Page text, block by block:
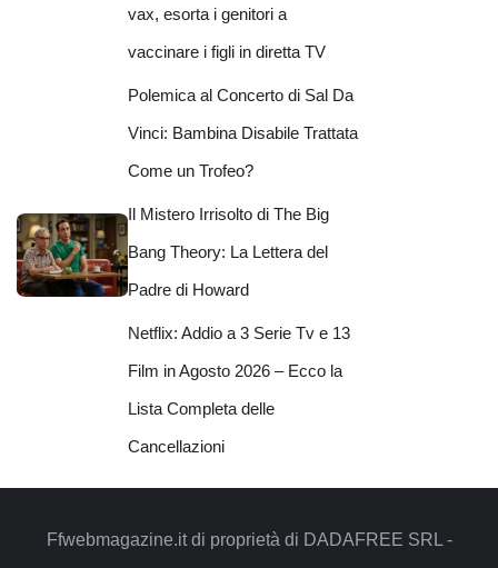
vax, esorta i genitori a
vaccinare i figli in diretta TV
Polemica al Concerto di Sal Da
Vinci: Bambina Disabile Trattata
Come un Trofeo?
Il Mistero Irrisolto di The Big
Bang Theory: La Lettera del
Padre di Howard
Netflix: Addio a 3 Serie Tv e 13
Film in Agosto 2026 – Ecco la
Lista Completa delle
Cancellazioni
Ffwebmagazine.it di proprietà di DADAFREE SRL -